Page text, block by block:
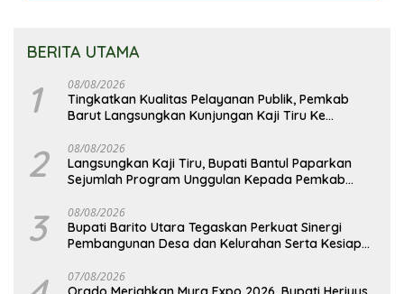
BERITA UTAMA
1 08/08/2026
Tingkatkan Kualitas Pelayanan Publik, Pemkab
Barut Langsungkan Kunjungan Kaji Tiru Ke
2 08/08/2026
Langsungkan Kaji Tiru, Bupati Bantul Paparkan
Sejumlah Program Unggulan Kepada Pemkab
3 08/08/2026
Bupati Barito Utara Tegaskan Perkuat Sinergi
Pembangunan Desa dan Kelurahan Serta Kesiapan
07/08/2026